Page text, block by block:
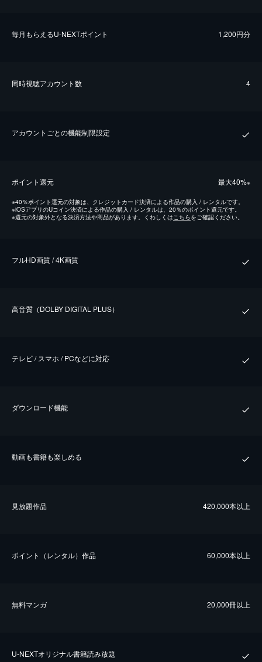
毎⽉もらえるU-NEXTポイント 1,200円分
同時視聴アカウント数 4
アカウントごとの機能制限設定
ポイント還元 最⼤40%※
※40％ポイント還元の対象は、クレジットカード決済による作品の購入 / レンタルです。
※iOSアプリのUコイン決済による作品の購入 / レンタルは、20％のポイント還元です。
※還元の対象外となる決済方法や商品があります。くわしくは こちらをご確認ください。
フルHD画質 / 4K画質
⾼⾳質（DOLBY DIGITAL PLUS）
テレビ / スマホ / PCなどに対応
ダウンロード機能
動画も書籍も楽しめる
⾒放題作品 420,000本以上
ポイント（レンタル）作品 60,000本以上
無料マンガ 20,000冊以上
U-NEXTオリジナル書籍読み放題